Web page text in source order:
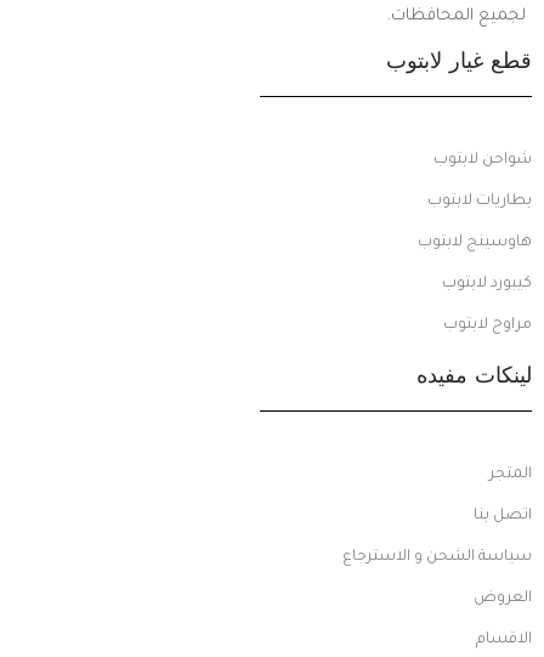
لجميع المحافظات.
قطع غيار لابتوب
شواحن لابتوب
بطاريات لابتوب
هاوسينج لابتوب
كيبورد لابتوب
مراوح لابتوب
لينكات مفيده
المتجر
اتصل بنا
سياسة الشحن و الاسترجاع
العروض
الاقسام